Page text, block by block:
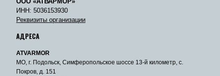
ИНН: 5036153930
Реквизиты организации
АДРЕСА
ATVARMOR
МО, г. Подольск, Симферопольское шоссе 13-й километр, с.
Покров, д. 151